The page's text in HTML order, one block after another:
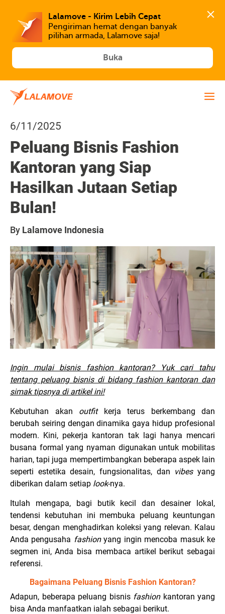
Lalamove - Kirim Lebih Cepat
Pengiriman hemat dengan banyak
Buka
6/11/2025
Peluang Bisnis Fashion
Kantoran yang Siap
Hasilkan Jutaan Setiap
Bulan!
By Lalamove Indonesia
Ingin mulai bisnis fashion kantoran? Yuk cari tahu
tentang peluang bisnis di bidang fashion kantoran dan
simak tipsnya di artikel ini!
Kebutuhan akan outfit kerja terus berkembang dan
berubah seiring dengan dinamika gaya hidup profesional
modern. Kini, pekerja kantoran tak lagi hanya mencari
busana formal yang nyaman digunakan untuk mobilitas
harian, tapi juga mempertimbangkan beberapa aspek lain
seperti estetika desain, fungsionalitas, dan vibesyang
diberikan dalam setiap look-nya.
Itulah mengapa, bagi butik kecil dan desainer lokal,
tendensi kebutuhan ini membuka peluang keuntungan
besar, dengan menghadirkan koleksi yang relevan. Kalau
Anda pengusaha fashionyang ingin mencoba masuk ke
segmen ini, Anda bisa membaca artikel berikut sebagai
referensi.
Bagaimana Peluang Bisnis Fashion Kantoran?
Adapun, beberapa peluang bisnis fashion kantoran yang
bisa Anda manfaatkan ialah sebagai berikut.